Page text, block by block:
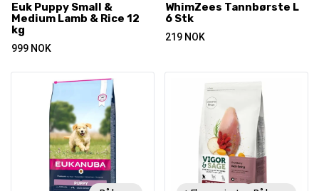
Euk Puppy Small &
Medium Lamb & Rice 12
kg
999 NOK
WhimZees Tannbørste L
6 Stk
219 NOK